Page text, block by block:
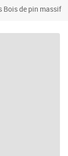
Bois de pin massif